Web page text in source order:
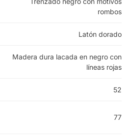
rombos
Latón dorado
Madera dura lacada en negro con
líneas rojas
52
77